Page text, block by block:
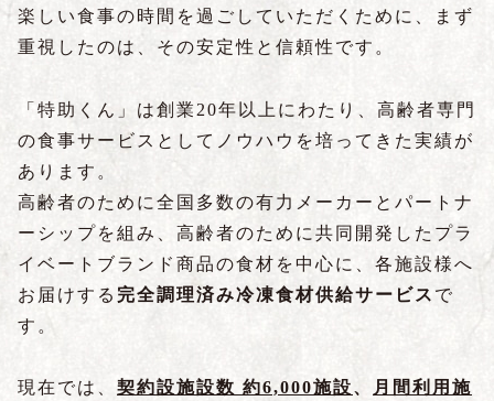
楽しい食事の時間を過ごしていただくために、まず
重視したのは、その安定性と信頼性です。
「特助くん」は創業20年以上にわたり、高齢者専門
の食事サービスとしてノウハウを培ってきた実績が
あります。
高齢者のために全国多数の有力メーカーとパートナ
ーシップを組み、高齢者のために共同開発したプラ
イベートブランド商品の食材を中心に、各施設様へ
お届けする 完全調理済み冷凍食材供給サービス で
す。
現在では、 契約設施設数 約6,000施設、
月間利用施